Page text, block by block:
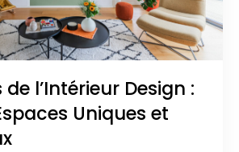
de l’Intérieur Design :
Uniques et